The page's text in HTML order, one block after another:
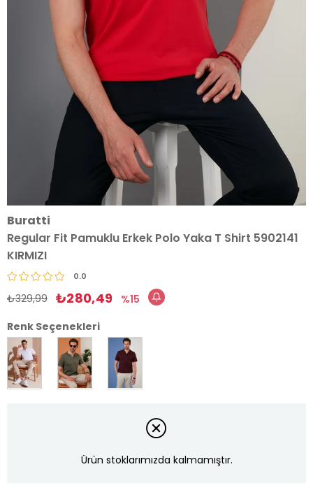
Buratti
Regular Fit Pamuklu Erkek Polo Yaka T Shirt 5902141
KIRMIZI
0.0
₺329,99 ₺280,49
15
Renk Seçenekleri
Ürün stoklarımızda kalmamıştır.